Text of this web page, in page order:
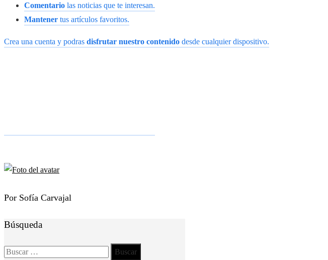
Comentario las noticias que te interesan.
Mantener tus artículos favoritos.
Crea una cuenta y podras disfrutar nuestro contenido desde cualquier dispositivo.
Por Sofía Carvajal
Búsqueda
Buscar: